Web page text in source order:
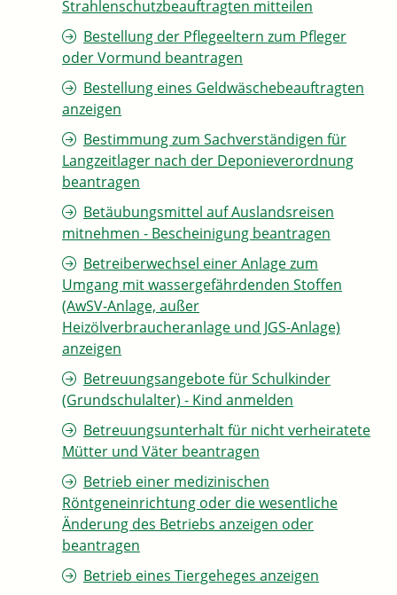
Strahlenschutzbeauftragten mitteilen
Bestellung der Pflegeeltern zum Pfleger
oder Vormund beantragen
Bestellung eines Geldwäschebeauftragten
anzeigen
Bestimmung zum Sachverständigen für
Langzeitlager nach der Deponieverordnung
beantragen
Betäubungsmittel auf Auslandsreisen
mitnehmen - Bescheinigung beantragen
Betreiberwechsel einer Anlage zum
Umgang mit wassergefährdenden Stoffen
(AwSV-Anlage, außer
Heizölverbraucheranlage und JGS-Anlage)
anzeigen
Betreuungsangebote für Schulkinder
(Grundschulalter) - Kind anmelden
Betreuungsunterhalt für nicht verheiratete
Mütter und Väter beantragen
Betrieb einer medizinischen
Röntgeneinrichtung oder die wesentliche
Änderung des Betriebs anzeigen oder
beantragen
Betrieb eines Tiergeheges anzeigen